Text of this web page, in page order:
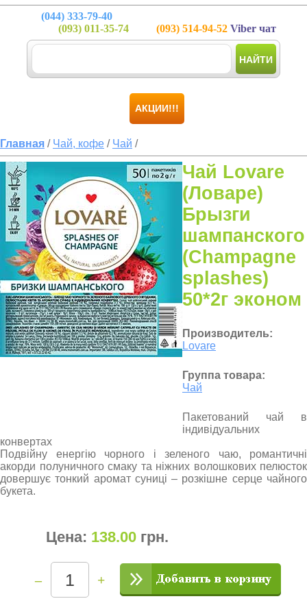
(044) 333-79-40
(093) 011-35-74 (093) 514-94-52 Viber чат
НАЙТИ
АКЦИИ!!!
Главная / Чай, кофе / Чай /
Чай Lovare
(Ловаре)
Брызги
шампанского
(Champagne
splashes)
50*2г эконом
Производитель:
Lovare
Группа товара:
Чай
Пакетований чай в
індивідуальних
конвертах
Подвійну енергію чорного і зеленого чаю, романтичні
акорди полуничного смаку та ніжних волошкових пелюсток
довершує тонкий аромат суниці – розкішне серце чайного
букета.
Цена: 138.00 грн.
– +